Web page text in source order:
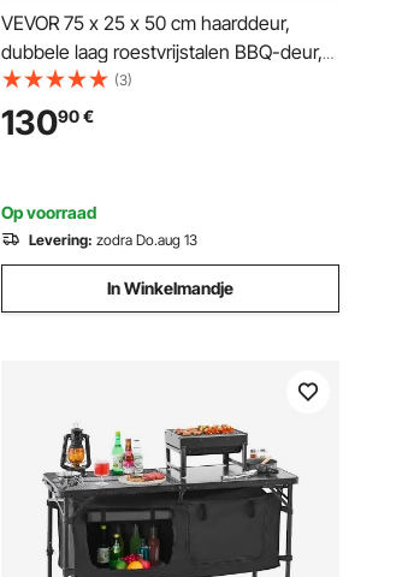
VEVOR 75 x 25 x 50 cm haarddeur,
dubbele laag roestvrijstalen BBQ-deur,
verticale BBQ-eilanddeur
(3)
13090€
Op voorraad
Levering: zodra Do.aug 13
In Winkelmandje